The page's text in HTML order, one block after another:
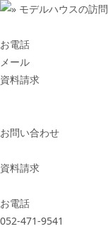
お電話
メール
資料請求
お問い合わせ
資料請求
お電話
052-471-9541